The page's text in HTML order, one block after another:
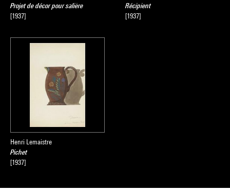
Projet de décor pour salière
[1937]
Récipient
[1937]
Henri Lemaistre
Pichet
[1937]